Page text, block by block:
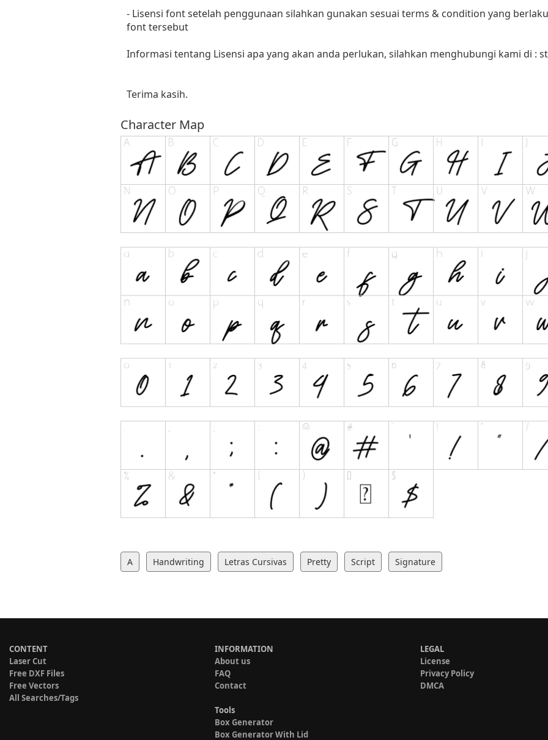
- Lisensi font setelah penggunaan silahkan gunakan sesuai terms & condition yang
font tersebut
Informasi tentang Lisensi apa yang akan anda perlukan, silahkan menghubungi kami di :
Terima kasih.
Character Map
A Handwriting Letras Cursivas Pretty Script Signature
CONTENT
Laser Cut
Free DXF Files
Free Vectors
All Searches/Tags
INFORMATION
About us
FAQ
Contact
Tools
Box Generator
Box Generator With Lid
LEGAL
License
Privacy Policy
DMCA